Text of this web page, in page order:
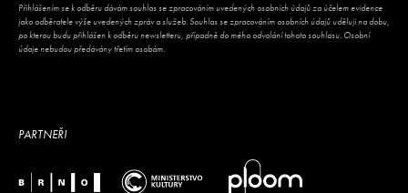
Přihlášením se k odběru dávám souhlas se zpracováním uvedených osobních údajů za účelem evidence
jako odběratele výše uvedených zpráv a služeb. Souhlas se zpracováním osobních údajů uděluji na dobu,
po kterou budu přihlášen k odběru newsletteru, případně do mého odvolání tohoto souhlasu. Osobní
údaje nebudou předávány třetím osobám.
PARTNEŘI